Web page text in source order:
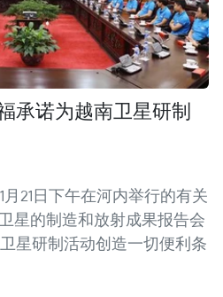
承诺为越南卫星研制
21日下午在河内举行的有关
星的制造和放射成果报告会
星研制活动创造一切便利条